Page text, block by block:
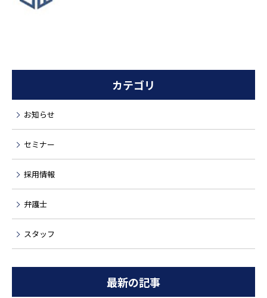
カテゴリ
お知らせ
セミナー
採用情報
弁護士
スタッフ
最新の記事